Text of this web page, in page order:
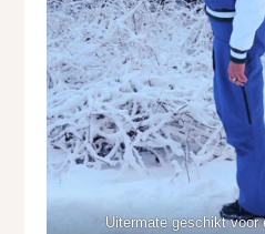
Uitermate geschikt voor